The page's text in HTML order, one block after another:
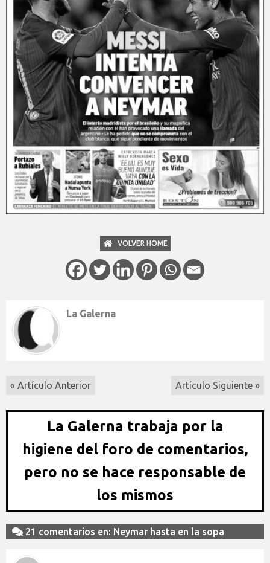
VOLVER HOME
La Galerna
« Artículo Anterior Artículo Siguiente »
La Galerna trabaja por la
higiene del foro de comentarios,
pero no se hace responsable de
los mismos
21 comentarios en: Neymar hasta en la sopa